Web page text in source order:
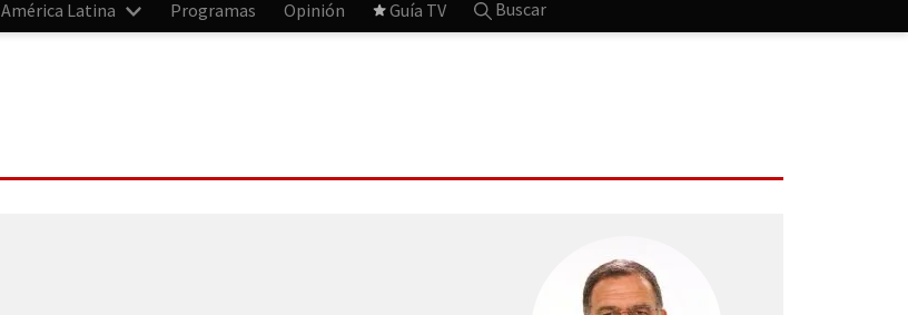
América Latina Programas Opinión Guía TV Buscar